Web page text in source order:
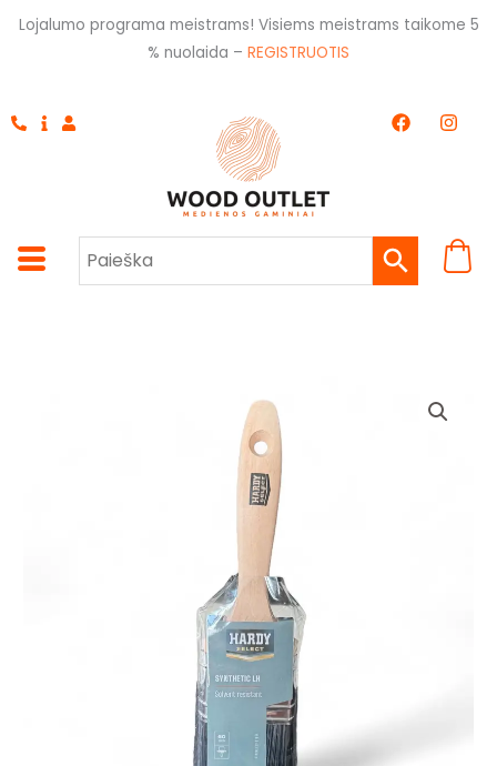
Pereiti
Lojalumo programa meistrams! Visiems meistrams taikome 5
% nuolaida – REGISTRUOTIS
F
a
k
I
n
a
m